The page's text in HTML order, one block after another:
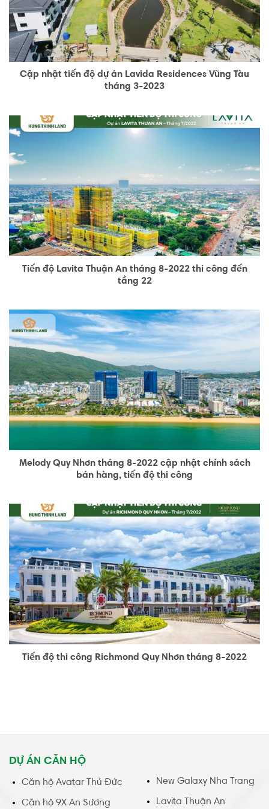
Cập nhật tiến độ dự án Lavida Residences Vũng Tàu
tháng 3-2023
Tiến độ Lavita Thuận An tháng 8-2022 thi công đến
tầng 22
Melody Quy Nhơn tháng 8-2022 cập nhật chính sách
bán hàng, tiến độ thi công
Tiến độ thi công Richmond Quy Nhơn tháng 8-2022
DỰ ÁN CĂN HỘ
Căn hộ Avatar Thủ Đức
Căn hộ 9X An Sương
New Galaxy Nha Trang
Lavita Thuận An